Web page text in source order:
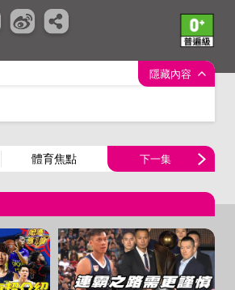
隱藏內容
體育焦點 下一集